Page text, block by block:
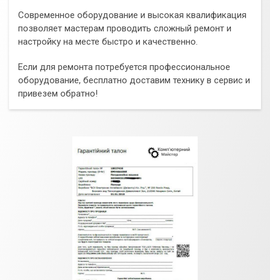
Современное оборудование и высокая квалификация
позволяет мастерам проводить сложный ремонт и
настройку на месте быстро и качественно.
Если для ремонта потребуется профессиональное
оборудование, бесплатно доставим технику в сервис и
привезем обратно!